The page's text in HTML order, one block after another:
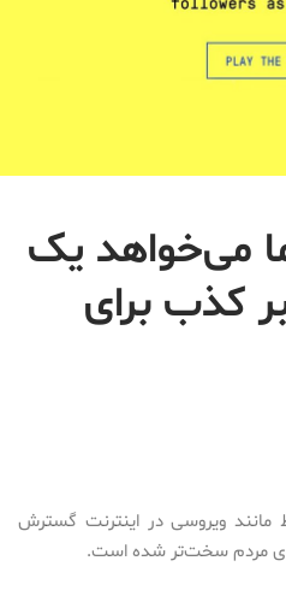
می‌خواهد یک
کذب برای
ویروسی در اینترنت گسترش
مردم سخت‌تر شده است.